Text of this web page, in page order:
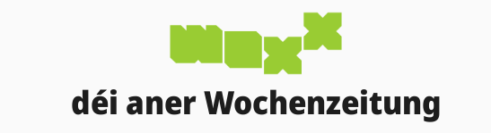
déi aner Wochenzeitung